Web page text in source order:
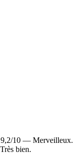
9,2/10 — Merveilleux.
bien.